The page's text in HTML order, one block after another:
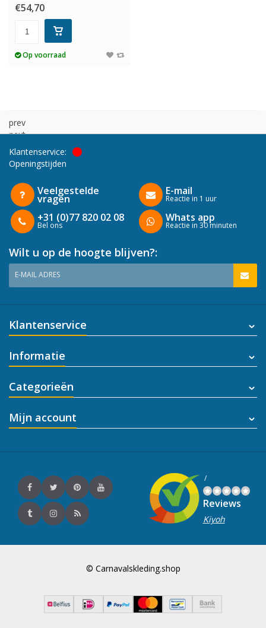
€54,70
Op voorraad
prev
next
Klantenservice:
Openingstijden
Veelgestelde
vragen
+31 (0)77 820 02 08
Bel ons
E-mail
Reactie in 1 uur
Whats app
Reactie in 30 minuten
Wilt u op de hoogte blijven?:
E-MAIL ADRES
Klantenservice
Informatie
Categorieën
Mijn account
/
Reviews
Kiyoh
© Carnavalskleding.shop